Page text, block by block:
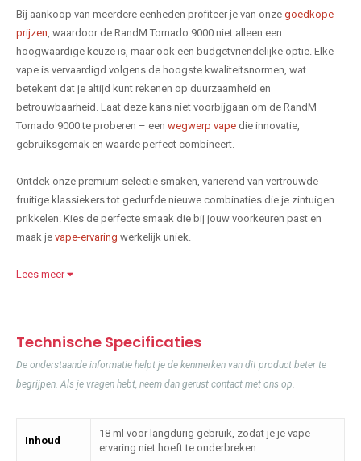
Bij aankoop van meerdere eenheden profiteer je van onze goedkope
prijzen , waardoor de RandM Tornado 9000 niet alleen een
hoogwaardige keuze is, maar ook een budgetvriendelijke optie. Elke
vape is vervaardigd volgens de hoogste kwaliteitsnormen, wat
betekent dat je altijd kunt rekenen op duurzaamheid en
betrouwbaarheid. Laat deze kans niet voorbijgaan om de RandM
Tornado 9000 te proberen – een wegwerp vape die innovatie,
gebruiksgemak en waarde perfect combineert.
Ontdek onze premium selectie smaken, variërend van vertrouwde
fruitige klassiekers tot gedurfde nieuwe combinaties die je zintuigen
prikkelen. Kies de perfecte smaak die bij jouw voorkeuren past en
maak je vape-ervaring werkelijk uniek.
Lees meer
Technische Specificaties
De onderstaande informatie helpt je de kenmerken van dit product beter te
begrijpen. Als je vragen hebt, neem dan gerust contact met ons op.
Inhoud
18 ml voor langdurig gebruik, zodat je je vape-
ervaring niet hoeft te onderbreken.